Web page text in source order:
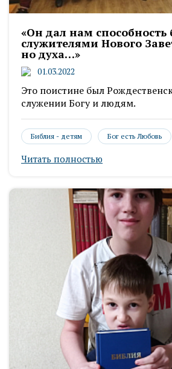
«Он дал нам способность
служителями Нового
но духа…»
01.03.2022
Это поистине был
служении Богу и людям.
Библия - детям Бог есть Любовь
Читать полностью